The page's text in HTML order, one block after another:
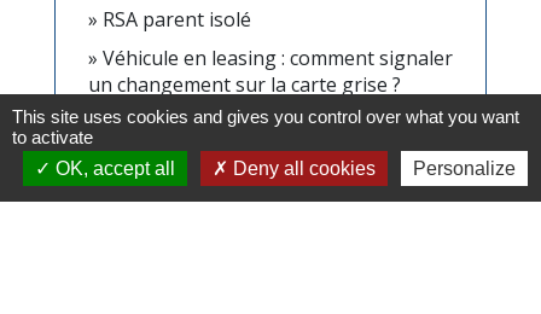
RSA parent isolé
Véhicule en leasing : comment signaler
un changement sur la carte grise ?
Signaler une erreur sur cette page
This site uses cookies and gives you control over what you want
to activate
OK, accept all
Deny all cookies Personalize